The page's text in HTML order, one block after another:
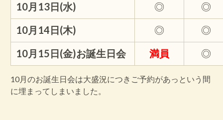
10月13日(水)
◎
◎
10月14日(木)
◎
◎
10月15日(金)お誕生日会
満員 ◎
10月のお誕生日会は大盛況につきご予約があっという間
に埋まってしまいました。